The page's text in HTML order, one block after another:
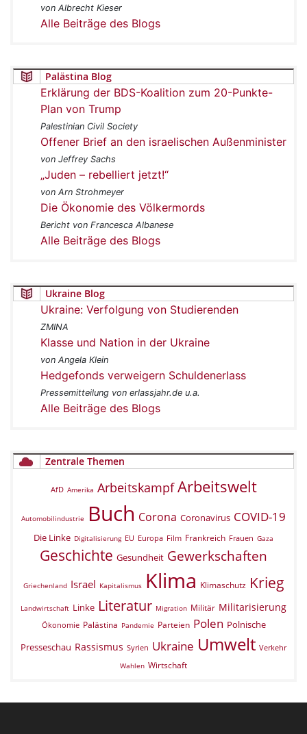
von Albrecht Kieser
Alle Beiträge des Blogs
Palästina Blog
Erklärung der BDS-Koalition zum 20-Punkte-
Plan von Trump
Palestinian Civil Society
Offener Brief an den israelischen Außenminister
von Jeffrey Sachs
„Juden – rebelliert jetzt!“
von Arn Strohmeyer
Die Ökonomie des Völkermords
Bericht von Francesca Albanese
Alle Beiträge des Blogs
Ukraine Blog
Ukraine: Verfolgung von Studierenden
ZMINA
Klasse und Nation in der Ukraine
von Angela Klein
Hedgefonds verweigern Schuldenerlass
Pressemitteilung von erlassjahr.de u.a.
Alle Beiträge des Blogs
Zentrale Themen
AfD Amerika Arbeitskampf Arbeitswelt
Automobilindustrie Buch Corona Coronavirus COVID-19
Die Linke Digitalisierung EU Europa Film Frankreich Frauen Gaza
Geschichte Gesundheit Gewerkschaften
Griechenland Israel Kapitalismus Klima Klimaschutz Krieg
Landwirtschaft Linke Literatur Migration Militär Militarisierung
Ökonomie Palästina Pandemie Parteien Polen Polnische
Presseschau Rassismus Syrien Ukraine Umwelt Verkehr
Wahlen Wirtschaft